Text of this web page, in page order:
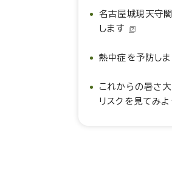
名古屋城現天守
します
熱中症を予防しま
これからの暑さ
リスクを見てみよ